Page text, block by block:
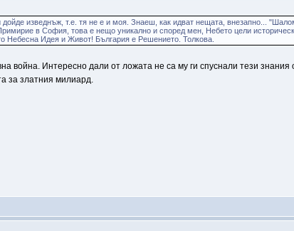
изведнъж, т.е. тя не е и моя. Знаеш, как идват нещата, внезапно...
в София, това е нещо уникално и според мен, Небето цели
Небесна Идея и Живот! България е Решението. Толкова.
Интересно дали от ложата не са му ги спуснали тези
за златния милиард.